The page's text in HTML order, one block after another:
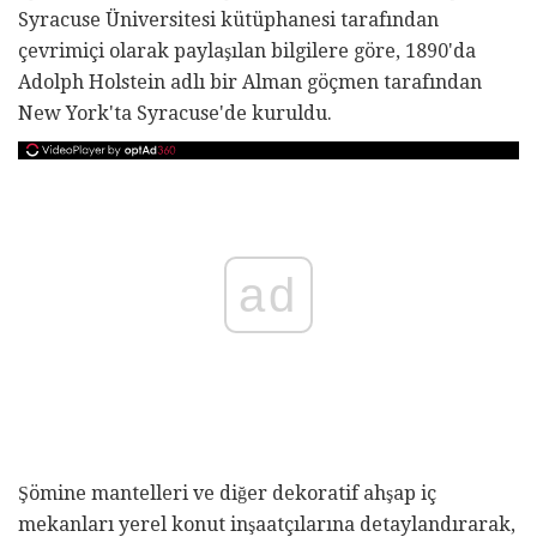
Syracuse Üniversitesi kütüphanesi tarafından
çevrimiçi olarak paylaşılan bilgilere göre, 1890'da
Adolph Holstein adlı bir Alman göçmen tarafından
New York'ta Syracuse'de kuruldu.
ad
Şömine mantelleri ve diğer dekoratif ahşap iç
mekanları yerel konut inşaatçılarına detaylandırarak,